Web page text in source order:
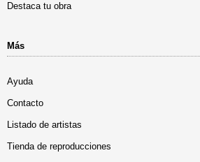
Destaca tu obra
Más
Ayuda
Contacto
Listado de artistas
Tienda de reproducciones